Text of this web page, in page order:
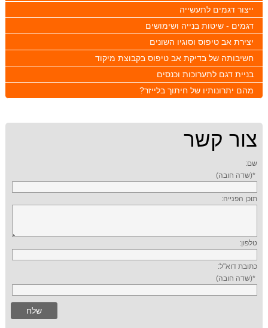
ייצור דגמים לתעשייה
דגמים - שיטות בנייה ושימושים
יצירת אב טיפוס וסוגיו השונים
חשיבותה של בדיקת אב טיפוס בקבוצת מיקוד
בניית דגם לתערוכות וכנסים
מהם יתרונותיו של חיתוך בלייזר?
צור קשר
שם:
*(שדה חובה)
תוכן הפנייה:
טלפון:
כתובת דוא"ל:
*(שדה חובה)